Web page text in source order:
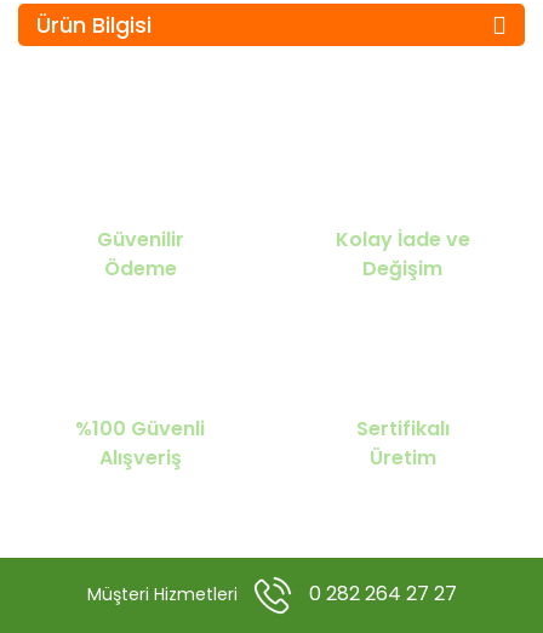
Ürün Bilgisi
Güvenilir
Ödeme
Kolay İade ve
Değişim
%100 Güvenli
Alışveriş
Sertifikalı
Üretim
Müşteri Hizmetleri 0 282 264 27 27